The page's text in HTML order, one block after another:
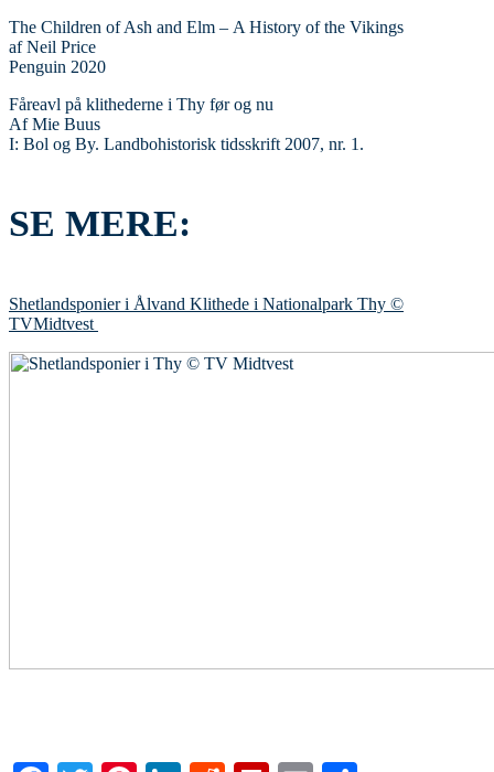
The Children of Ash and Elm – A History of the Vikings
af Neil Price
Penguin 2020
Fåreavl på klithederne i Thy før og nu
Af Mie Buus
I: Bol og By. Landbohistorisk tidsskrift 2007, nr. 1.
SE MERE:
Shetlandsponier i Ålvand Klithede i Nationalpark Thy ©
TVMidtvest